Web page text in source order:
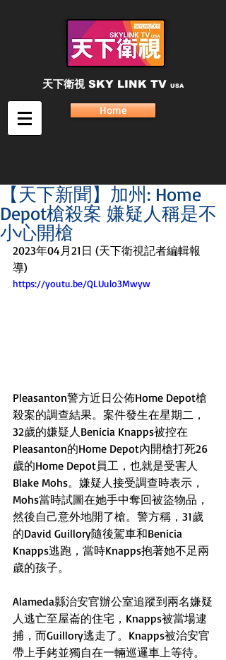
天下衛視 SKY LINK TV USA
Home
【天下新聞】加州: Home
Depot槍殺案 嫌疑人稱是不
小心開槍
2023年04月21日 (天下衛視記者編輯報
導)
https://youtu.be/QLUulo3Mwyw
Pleasanton警方近日公佈Home Depot槍
殺案的調查結果。案件發生在星期二，
32歲的嫌疑人Benicia Knapps被控在
Pleasanton的Home Depot內開槍打死26
歲的Home Depot員工，也就是受害人
Blake Mohs。嫌疑人接受調查時表示，
Mohs當時試圖在她手中奪回被盜物品，
然後自己意外地開了槍。警方稱，31歲
的David Guillory隨後駕車和Benicia
Knapps逃跑，當時Knapps抱著她不足兩
歲的孩子。
Alameda縣治安官辦公室追蹤到兩名嫌疑
人逃亡至屋崙的住宅，Knapps被當場逮
捕，而Guillory逃走了。Knapps被治安官
帶上手銬並獨自在一輛巡邏車上等待。